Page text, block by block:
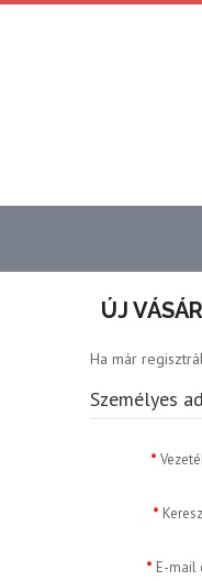
ÚJ
Ha már
Személyes
E-mail